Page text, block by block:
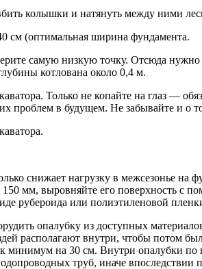
колышки и натянуть между ними
см (оптимальная ширина фундамента.
самую низкую точку. Отсюда
котлована около 0,4 м.
Только не копайте на глаз —
проблем в будущем. Не забывайте и о
снижает нагрузку в межсезонье на
мм, выровняйте его поверхность с
рубероида или полиэтиленовой
опалубку из доступных
располагают внутри, чтобы потом
на 30 см. Внутри опалубки по
труб, иначе